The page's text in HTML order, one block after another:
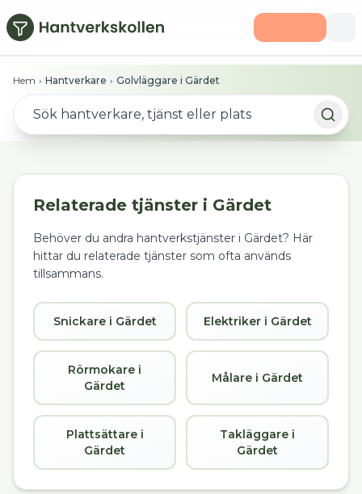
Hoppa till huvudinnehåll
Hem › Hantverkare › Golvläggare i Gärdet
Relaterade tjänster i Gärdet
Behöver du andra hantverkstjänster i Gärdet? Här
hittar du relaterade tjänster som ofta används
tillsammans.
Snickare i Gärdet Elektriker i Gärdet
Rörmokare i
Gärdet
Målare i Gärdet
Plattsättare i
Gärdet
Takläggare i
Gärdet